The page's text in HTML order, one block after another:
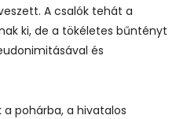
A csalók tehát a
ki, de a tökéletes bűntényt
és
pohárba, a hivatalos